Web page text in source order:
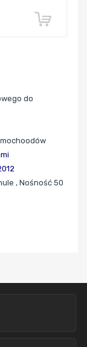
do
, Nośność 50